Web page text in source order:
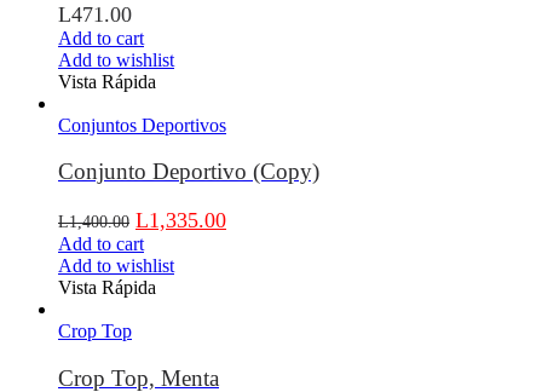
L471.00
Add to cart
Add to wishlist
Vista Rápida
Conjuntos Deportivos
Conjunto Deportivo (Copy)
L1,400.00 L1,335.00
Add to cart
Add to wishlist
Vista Rápida
Crop Top
Crop Top, Menta